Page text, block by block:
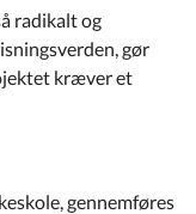
radikalt og
gør
kræver et
gennemføres